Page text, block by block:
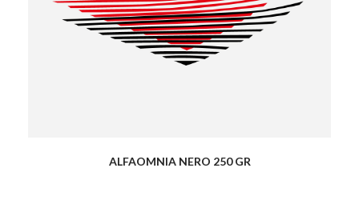
ALFAOMNIA NERO 250 GR